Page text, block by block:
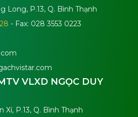
Long, P.13, Q. Bình Thạnh
- Fax: 028 3553 0223
VLXD NGỌC DUY
P.13, Q. Bình Thạnh